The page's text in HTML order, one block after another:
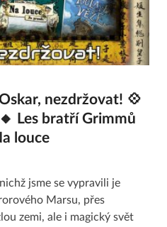
nezdržovat! 💠
Les bratří Grimmů
louce
jsme se vypravili je
Marsu, přes
zemi, ale i magický svět